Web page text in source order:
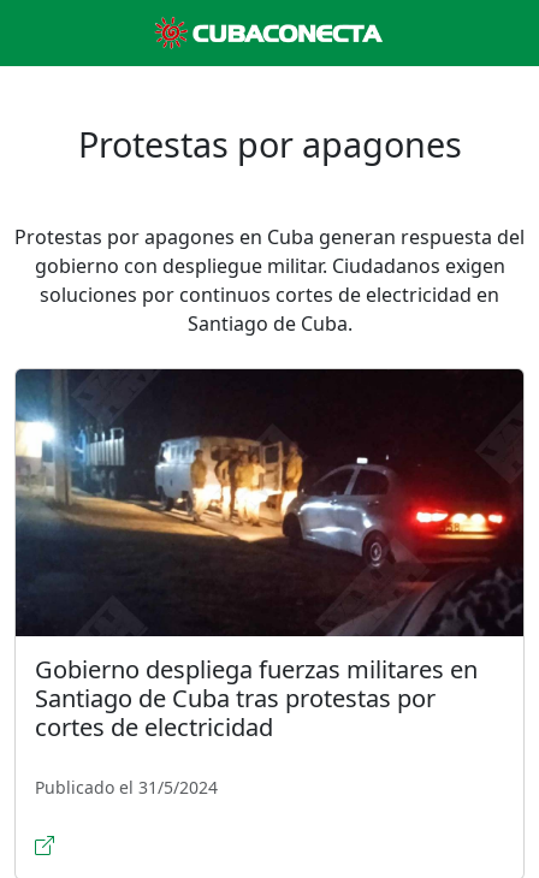
Protestas por apagones
Protestas por apagones en Cuba generan respuesta del
gobierno con despliegue militar. Ciudadanos exigen
soluciones por continuos cortes de electricidad en
Santiago de Cuba.
Gobierno despliega fuerzas militares en
Santiago de Cuba tras protestas por
cortes de electricidad
Publicado el 31/5/2024